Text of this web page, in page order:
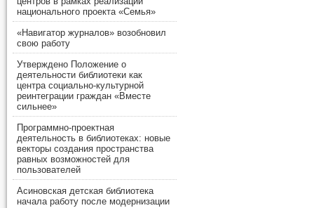
национального проекта «Семья»
«Навигатор журналов» возобновил
свою работу
Утверждено Положение о
деятельности библиотеки как
центра социально-культурной
реинтеграции граждан «Вместе
сильнее»
Программно-проектная
деятельность в библиотеках: новые
векторы создания пространства
равных возможностей для
пользователей
Асиновская детская библиотека
начала работу после модернизации